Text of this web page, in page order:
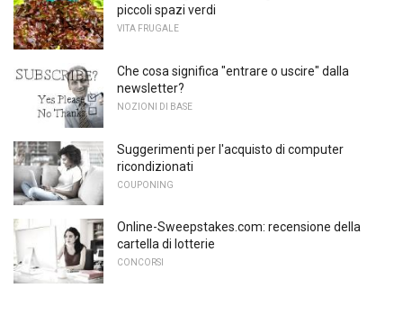
piccoli spazi verdi
VITA FRUGALE
Che cosa significa "entrare o uscire" dalla
newsletter?
NOZIONI DI BASE
Suggerimenti per l'acquisto di computer
ricondizionati
COUPONING
Online-Sweepstakes.com: recensione della
cartella di lotterie
CONCORSI